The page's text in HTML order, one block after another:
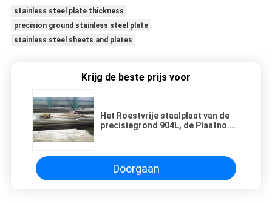
stainless steel plate thickness
precision ground stainless steel plate
stainless steel sheets and plates
Krijg de beste prijs voor
Het Roestvrije staalplaat van de
precisiegrond 904L, de Plaatno.1
Doorgaan